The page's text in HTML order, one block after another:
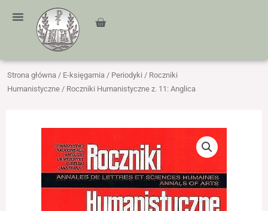
treści
Cart
Strona główna / E-księgarnia / Periodyki / Roczniki
Humanistyczne / Roczniki Humanistyczne z. 11: Anglica